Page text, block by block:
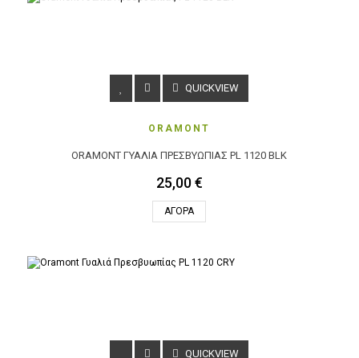
QUICKVIEW
ORAMONT
ORAMONT ΓΥΑΛΙΆ ΠΡΕΣΒΥΩΠΊΑΣ PL 1120 BLK
25,00 €
ΑΓΟΡΆ
QUICKVIEW